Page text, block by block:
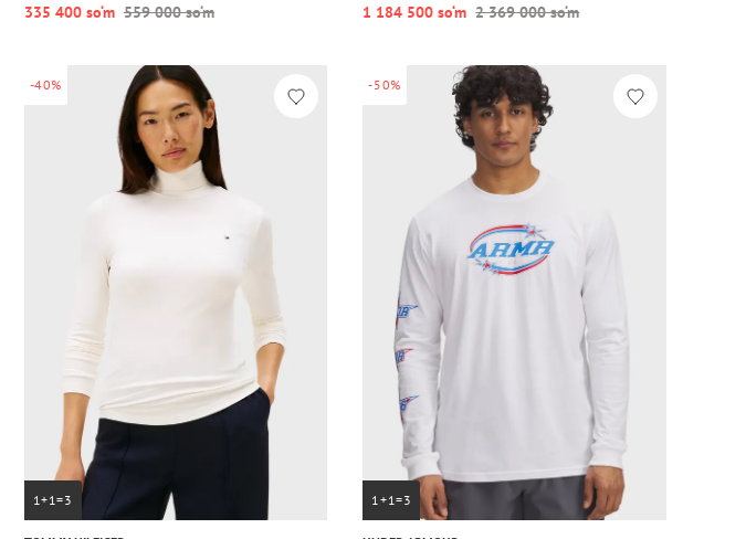
335 400 so‘m 559 000 so‘m 1 184 500 so‘m 2 369 000 so‘m
-40%
1+1=3
-50%
1+1=3